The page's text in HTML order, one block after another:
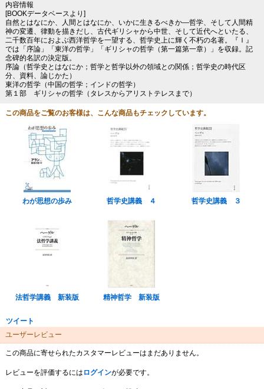
内容情報
[BOOKデータベースより]
自然とはなにか、人間とはなにか、いかに生きるべきか―哲学、そして人間精
神の変遷、律動を描きだし、古代ギリシャから中世、そして近代へといたる、
二千数百年におよぶ西洋哲学を一望する、哲学史上に輝く不朽の名著。『Ｉ』
では「序論」「東洋の哲学」「ギリシャの哲学（第一篇第一章）」を収録。記
念碑的名訳の決定版。
序論（哲学史とはなにか；哲学と哲学以外の領域との関係；哲学史の時代区
分、資料、論じかた）
東洋の哲学（中国の哲学；インドの哲学）
第１部 ギリシャの哲学（タレスからアリストテレスまで）
この商品をご覧のお客様は、こんな商品もチェックしています。
わが思想の歩み 哲学史講義 ４ 哲学史講義 ３
法哲学講義 新装版 精神哲学 新装版
ツイート
ユーザーレビュー
この商品に寄せられたカスタマーレビューはまだありません。
レビューを評価するには ログインが必要です。